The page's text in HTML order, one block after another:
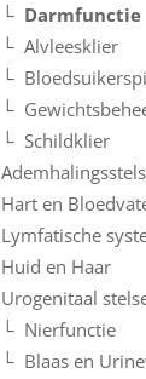
└ Darmfunctie
└Alvleesklier
└
└
└Schildklier
Hart en
Lymfatische
Huid en Haar
Urogenitaal
└ Nierfunctie
└ Blaas en